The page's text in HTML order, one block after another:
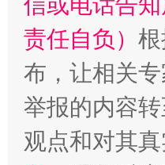
责任自负）
布，让相关
举报的内容
观点和对其真